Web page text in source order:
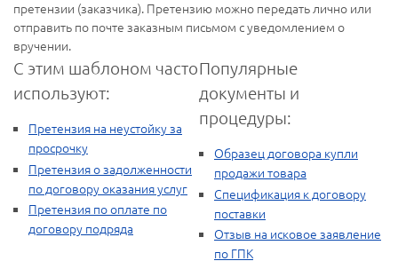
претензии (заказчика). Претензию можно передать лично или
отправить по почте заказным письмом с уведомлением о
вручении.
С этим шаблоном часто
используют:
Претензия на неустойку за
просрочку
Претензия о задолженности
по договору оказания услуг
Претензия по оплате по
договору подряда
Популярные
документы и
процедуры:
Образец договора купли
продажи товара
Спецификация к договору
поставки
Отзыв на исковое заявление
по ГПК